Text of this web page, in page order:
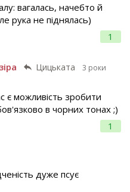
1
вагалась, начебто й
рука не піднялась)
Цицьката
3 роки
1
є можливість зробити
в чорних тонах ;)
дуже псує